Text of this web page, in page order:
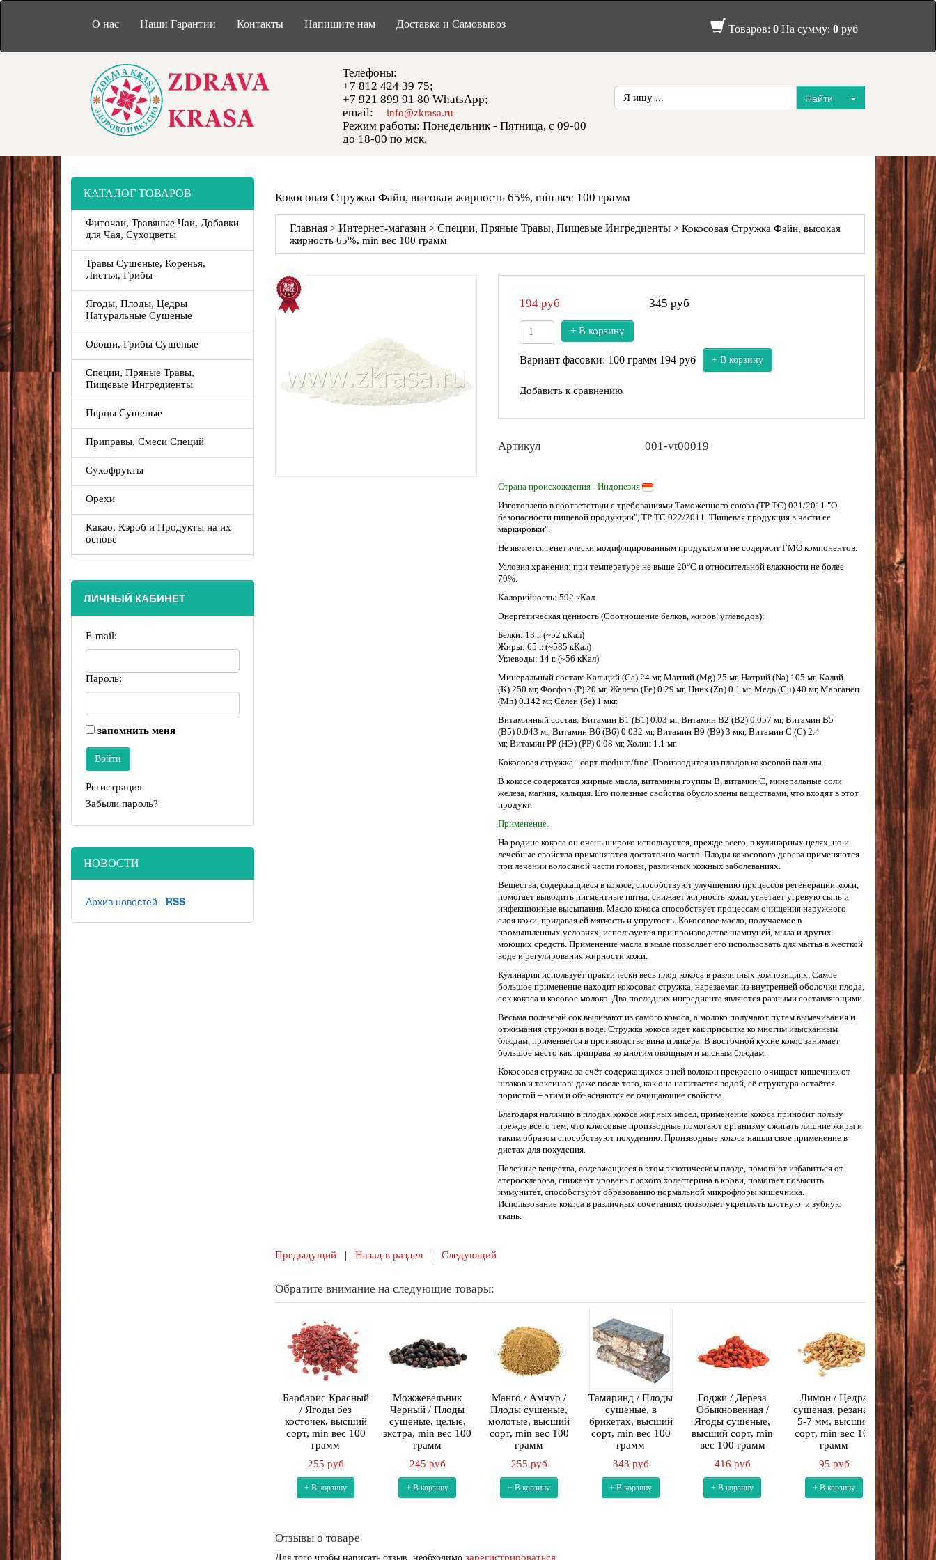
Товаров: 0 На сумму: 0 руб
О нас Наши Гарантии Контакты Напишите нам Доставка и Самовывоз
Телефоны:
+7 812 424 39 75;
+7 921 899 91 80 WhatsApp;
email:
info@zkrasa.ru
Режим работы: Понедельник - Пятница, с 09-00
до 18-00 по мск.
Кокосовая Стружка Файн, высокая жирность 65%, min вес 100 грамм
Главная> Интернет-магазин > Специи, Пряные Травы, Пищевые Ингредиенты> Кокосовая Стружка Файн, высокая
жирность 65%, min вес 100 грамм
194руб 345 руб
+ В корзину
Вариант фасовки: 100 грамм 194 руб + В корзину
Добавить к сравнению
Артикул 001-vt00019
Страна происхождения - Индонезия
Изготовлено в соответствии с требованиями Таможенного союза (ТР ТС) 021/2011 "О
безопасности пищевой продукции", ТР ТС 022/2011 "Пищевая продукция в части ее
маркировки".
Не является генетически модифицированным продуктом и не содержит ГМО компонентов.
Условия хранения: при температуре не выше 20оС и относительной влажности не более
70%.
Калорийность: 592 кКал.
Энергетическая ценность (Соотношение белков, жиров, углеводов):
Белки: 13 г. (~52 кКал)
Жиры: 65 г. (~585 кКал)
Углеводы: 14 г. (~56 кКал)
Минеральный состав: Кальций (Ca) 24 мг, Магний (Mg) 25 мг, Натрий (Na) 105 мг, Калий
(K) 250 мг, Фосфор (P) 20 мг, Железо (Fe) 0.29 мг, Цинк (Zn) 0.1 мг, Медь (Cu) 40 мг, Марганец
(Mn) 0.142 мг, Селен (Se) 1 мкг.
Витаминный состав: Витамин В1 (В1) 0.03 мг, Витамин В2 (В2) 0.057 мг, Витамин В5
(В5) 0.043 мг, Витамин В6 (В6) 0.032 мг, Витамин В9 (В9) 3 мкг, Витамин С (C) 2.4
мг, Витамин PP (НЭ) (PP) 0.08 мг, Холин 1.1 мг.
Кокосовая стружка - сорт medium/fine. Производится из плодов кокосовой пальмы.
В кокосе содержатся жирные масла, витамины группы В, витамин С, минеральные соли
железа, магния, кальция. Его полезные свойства обусловлены веществами, что входят в этот
продукт.
Применение.
На родине кокоса он очень широко используется, прежде всего, в кулинарных целях, но и
лечебные свойства применяются достаточно часто. Плоды кокосового дерева применяются
при лечении волосяной части головы, различных кожных заболеваниях.
Вещества, содержащиеся в кокосе, способствуют улучшению процессов регенерации кожи,
помогает выводить пигментные пятна, снижает жирность кожи, угнетает угревую сыпь и
инфекционные высыпания. Масло кокоса способствует процессам очищения наружного
слоя кожи, придавая ей мягкость и упругость. Кокосовое масло, получаемое в
промышленных условиях, используется при производстве шампуней, мыла и других
моющих средств. Применение масла в мыле позволяет его использовать для мытья в жесткой
воде и регулирования жирности кожи.
Кулинария использует практически весь плод кокоса в различных композициях. Самое
большое применение находит кокосовая стружка, нарезаемая из внутренней оболочки плода,
сок кокоса и косовое молоко. Два последних ингредиента являются разными составляющими.
Весьма полезный сок выливают из самого кокоса, а молоко получают путем вымачивания и
отжимания стружки в воде. Стружка кокоса идет как присыпка ко многим изысканным
блюдам, применяется в производстве вина и ликера. В восточной кухне кокос занимает
большое место как приправа ко многим овощным и мясным блюдам.
Кокосовая стружка за счёт содержащихся в ней волокон прекрасно очищает кишечник от
шлаков и токсинов: даже после того, как она напитается водой, её структура остаётся
пористой – этим и объясняются её очищающие свойства.
Благодаря наличию в плодах кокоса жирных масел, применение кокоса приносит пользу
прежде всего тем, что кокосовые производные помогают организму сжигать лишние жиры и
таким образом способствуют похудению. Производные кокоса нашли свое применение в
диетах для похудения.
Полезные вещества, содержащиеся в этом экзотическом плоде, помогают избавиться от
атеросклероза, снижают уровень плохого холестерина в крови, помогает повысить
иммунитет, способствуют образованию нормальной микрофлоры кишечника.
Использование кокоса в различных сочетаниях позволяет укреплять костную и зубную
ткань.
Предыдущий| Назад в раздел| Следующий
Обратите внимание на следующие товары:
Барбарис Красный
/ Ягоды без
косточек, высший
сорт, min вес 100
грамм
255 руб
+ В корзину
Можжевельник
Черный / Плоды
сушеные, целые,
экстра, min вес 100
грамм
245 руб
+ В корзину
Манго / Амчур /
Плоды сушеные,
молотые, высший
сорт, min вес 100
грамм
255 руб
+ В корзину
Тамаринд / Плоды
сушеные, в
брикетах, высший
сорт, min вес 100
грамм
343 руб
+ В корзину
Годжи / Дереза
Обыкновенная /
Ягоды сушеные,
высший сорт, min
вес 100 грамм
416 руб
+ В корзину
Лимон / Цедра
сушеная, резаная,
5-7 мм, высший
сорт, min вес 100
грамм
95 руб
+ В корзину
высший
вес
+ В
Отзывы о товаре
Для того чтобы написать отзыв, необходимо зарегистрироваться
КАТАЛОГ ТОВАРОВ
Фиточаи, Травяные Чаи, Добавки
для Чая, Сухоцветы
Травы Сушеные, Коренья,
Листья, Грибы
Ягоды, Плоды, Цедры
Натуральные Сушеные
Овощи, Грибы Сушеные
Специи, Пряные Травы,
Пищевые Ингредиенты
Перцы Сушеные
Приправы, Смеси Специй
Сухофрукты
Орехи
Какао, Кэроб и Продукты на их
основе
ЛИЧНЫЙ КАБИНЕТ
E-mail:
Пароль:
запомнить меня
Регистрация
Забыли пароль?
НОВОСТИ
Архив новостей RSS